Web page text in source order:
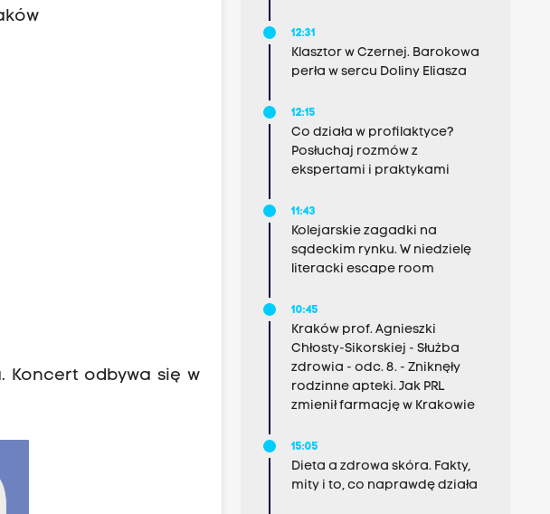
Koncert odbywa się w
12:31
Klasztor w Czernej. Barokowa
perła w sercu Doliny Eliasza
12:15
Co działa w profilaktyce?
Posłuchaj rozmów z
ekspertami i praktykami
11:43
Kolejarskie zagadki na
sądeckim rynku. W niedzielę
literacki escape room
10:45
Kraków prof. Agnieszki
Chłosty-Sikorskiej - Służba
zdrowia - odc. 8. - Zniknęły
rodzinne apteki. Jak PRL
zmienił farmację w Krakowie
15:05
Dieta a zdrowa skóra. Fakty,
mity i to, co naprawdę działa